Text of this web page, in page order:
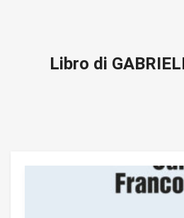
Libro di